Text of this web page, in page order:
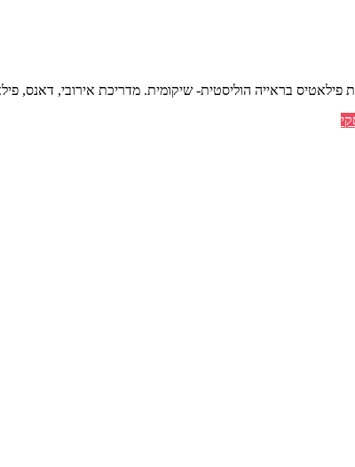
בראייה הוליסטית- שיקומית. מדריכת אירובי, דאנס,